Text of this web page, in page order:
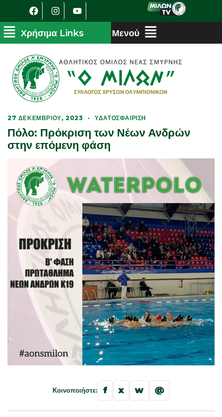
27 ΔΕΚΕΜΒΡΊΟΥ, 2023 · ΥΔΑΤΟΣΦΑΊΡΙΣΗ
Πόλο: Πρόκριση των Νέων Ανδρών
στην επόμενη φάση
Κοινοποιήστε: f x w @